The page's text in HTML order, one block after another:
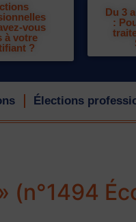
vous
à votre
?
Du 3
:
Élections
(n°1494